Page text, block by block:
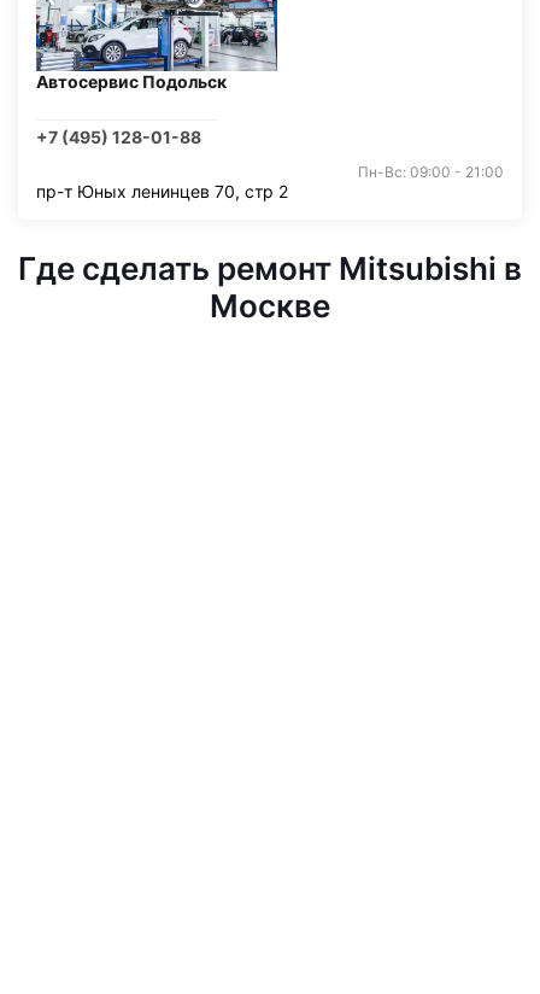
Автосервис Подольск
+7 (495) 128-01-88
Пн-Вс: 09:00 - 21:00
пр-т Юных ленинцев 70, стр 2
Где сделать ремонт Mitsubishi в
Москве